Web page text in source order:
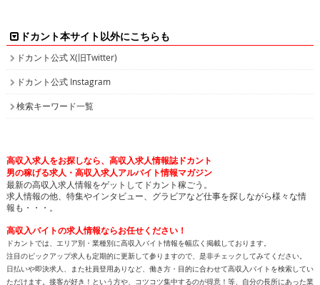
ドカント本サイト以外にこちらも
ドカント公式 X(旧Twitter)
ドカント公式 Instagram
検索キーワード一覧
高収入求人をお探しなら、高収入求人情報誌ドカント
男の稼げる求人・高収入求人アルバイト情報マガジン
最新の高収入求人情報をゲットしてドカント稼ごう。
求人情報の他、特集やインタビュー、グラビアなど仕事を探しながら様々な情
報も・・・。
高収入バイトの求人情報ならお任せください！
ドカントでは、エリア別・業種別に高収入バイト情報を幅広く掲載しております。
注目のピックアップ求人も定期的に更新して参りますので、是非チェックしてみてください。
日払いや即決求人、また社員登用ありなど、働き方・目的に合わせて高収入バイトを検索してい
ただけます。接客が好き！という方や、コツコツ集中するのが得意！等、自分の長所にあった業